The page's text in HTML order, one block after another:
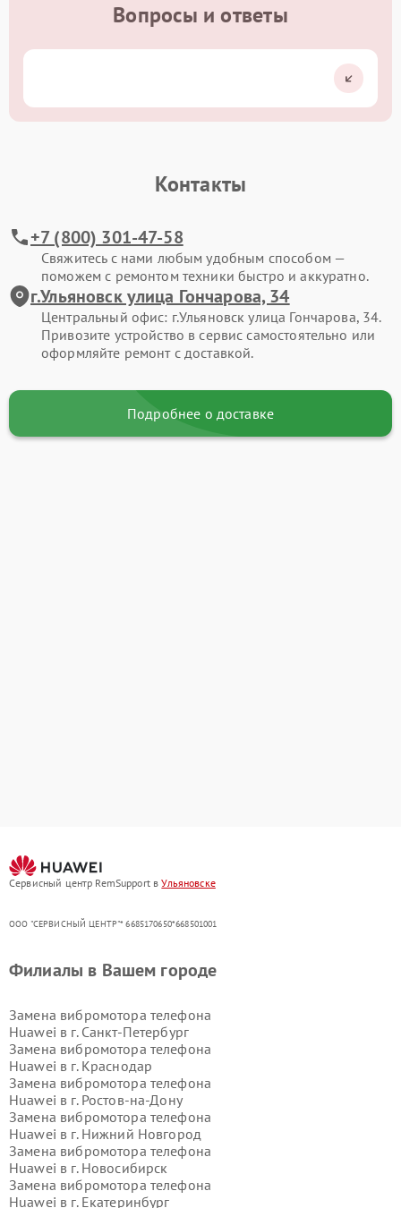
Вопросы и ответы
Контакты
+7 (800) 301-47-58
Свяжитесь с нами любым удобным способом —
поможем с ремонтом техники быстро и аккуратно.
г.Ульяновск улица Гончарова, 34
Центральный офис: г.Ульяновск улица Гончарова, 34.
Привозите устройство в сервис самостоятельно или
оформляйте ремонт с доставкой.
Подробнее о доставке
Сервисный центр RemSupport вУльяновске
ООО "СЕРВИСНЫЙ ЦЕНТР"* 6685170650*668501001
Филиалы в Вашем городе
Замена вибромотора телефона
Huawei в г. Санкт-Петербург
Замена вибромотора телефона
Huawei в г. Краснодар
Замена вибромотора телефона
Huawei в г. Ростов-на-Дону
Замена вибромотора телефона
Huawei в г. Нижний Новгород
Замена вибромотора телефона
Huawei в г. Новосибирск
Замена вибромотора телефона
Huawei в г. Екатеринбург